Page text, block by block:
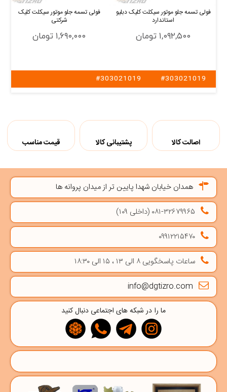
فولی تسمه جلو موتور سیکلت کلیک دبلیو
استاندارد
۱,۰۹۲,۵۰۰ تومان
فولی تسمه جلو موتور سیکلت کلیک
شرکتی
۱,۶۹۰,۰۰۰ تومان
#303021019
#303021019
اصالت کالا پشتیبانی کالا قیمت مناسب
همدان خیابان شهدا پایین تر از میدان پروانه ها
۰۸۱-۳۲۶۷۹۹۶۵ (داخلی ۱۰۹)
۰۹۹۱۲۲۱۵۴۷۰
ساعات پاسخگویی ۸ الی ۱۳ ، ۱۵ الی ۱۸:۳۰
info@dgtizro.com
ما را در شبکه های اجتماعی دنبال کنید